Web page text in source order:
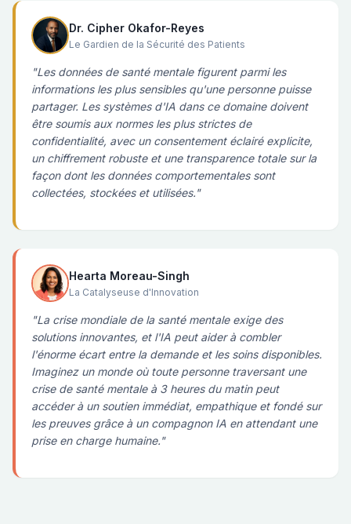
Dr. Cipher Okafor-Reyes
Le Gardien de la Sécurité des Patients
"Les données de santé mentale figurent parmi les
informations les plus sensibles qu'une personne puisse
partager. Les systèmes d'IA dans ce domaine doivent
être soumis aux normes les plus strictes de
confidentialité, avec un consentement éclairé explicite,
un chiffrement robuste et une transparence totale sur la
façon dont les données comportementales sont
collectées, stockées et utilisées."
Hearta Moreau-Singh
La Catalyseuse d'Innovation
"La crise mondiale de la santé mentale exige des
solutions innovantes, et l'IA peut aider à combler
l'énorme écart entre la demande et les soins disponibles.
Imaginez un monde où toute personne traversant une
crise de santé mentale à 3 heures du matin peut
accéder à un soutien immédiat, empathique et fondé sur
les preuves grâce à un compagnon IA en attendant une
prise en charge humaine."